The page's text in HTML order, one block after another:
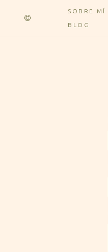
SOBRE MÍ
BLOG